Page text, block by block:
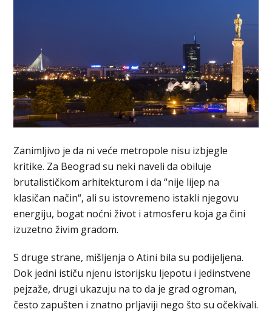
Zanimljivo je da ni veće metropole nisu izbjegle
kritike. Za Beograd su neki naveli da obiluje
brutalističkom arhitekturom i da “nije lijep na
klasičan način“, ali su istovremeno istakli njegovu
energiju, bogat noćni život i atmosferu koja ga čini
izuzetno živim gradom.
S druge strane, mišljenja o Atini bila su podijeljena.
Dok jedni ističu njenu istorijsku ljepotu i jedinstvene
pejzaže, drugi ukazuju na to da je grad ogroman,
često zapušten i znatno prljaviji nego što su očekivali.